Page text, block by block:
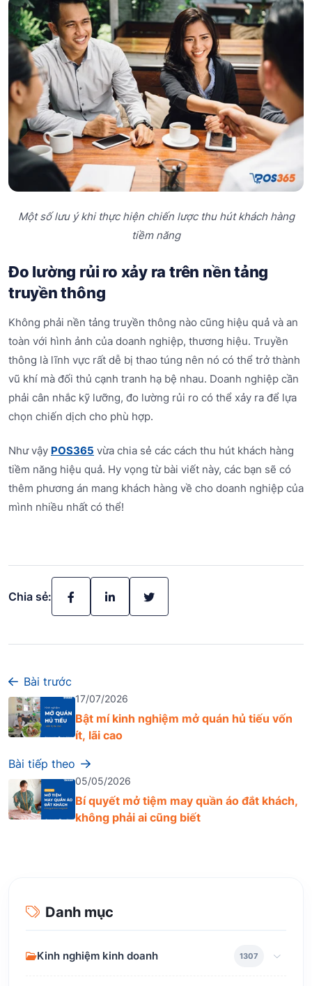
Một số lưu ý khi thực hiện chiến lược thu hút khách hàng
tiềm năng
Đo lường rủi ro xảy ra trên nền tảng
truyền thông
Không phải nền tảng truyền thông nào cũng hiệu quả và an
toàn với hình ảnh của doanh nghiệp, thương hiệu. Truyền
thông là lĩnh vực rất dễ bị thao túng nên nó có thể trở thành
vũ khí mà đối thủ cạnh tranh hạ bệ nhau. Doanh nghiệp cần
phải cân nhắc kỹ lưỡng, đo lường rủi ro có thể xảy ra để lựa
chọn chiến dịch cho phù hợp.
Như vậy POS365 vừa chia sẻ các cách thu hút khách hàng
tiềm năng hiệu quả. Hy vọng từ bài viết này, các bạn sẽ có
thêm phương án mang khách hàng về cho doanh nghiệp của
mình nhiều nhất có thể!
Chia sẻ:
Bài trước
17/07/2026
Bật mí kinh nghiệm mở quán hủ tiếu vốn
ít, lãi cao
Bài tiếp theo
05/05/2026
Bí quyết mở tiệm may quần áo đắt khách,
không phải ai cũng biết
Danh mục
Kinh nghiệm kinh doanh 1307